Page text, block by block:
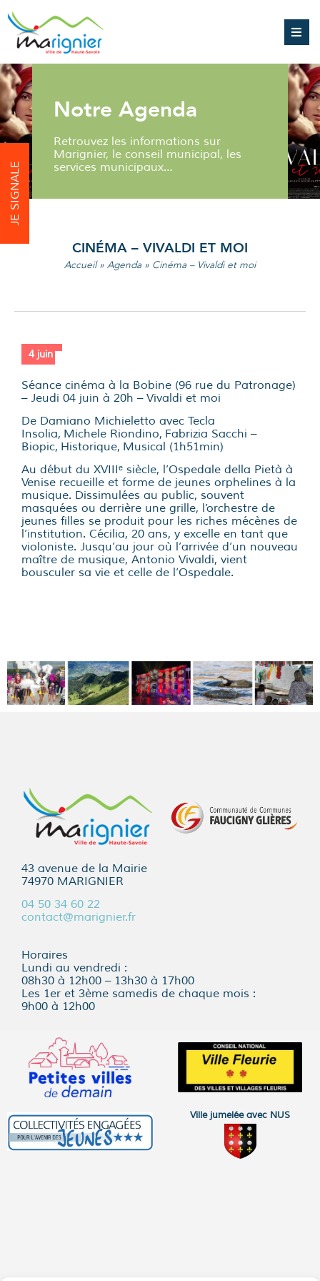
JE SIGNALE
Notre Agenda
Retrouvez les informations sur
Marignier, le conseil municipal, les
services municipaux…
CINÉMA – VIVALDI ET MOI
Accueil» Agenda » Cinéma – Vivaldi et moi
4 juin
Séance cinéma à la Bobine (96 rue du Patronage)
– Jeudi 04 juin à 20h – Vivaldi et moi
De Damiano Michieletto avec Tecla
Insolia, Michele Riondino, Fabrizia Sacchi –
Biopic, Historique, Musical (1h51min)
Au début du XVIIIᵉ siècle, l’Ospedale della Pietà à
Venise recueille et forme de jeunes orphelines à la
musique. Dissimulées au public, souvent
masquées ou derrière une grille, l’orchestre de
jeunes filles se produit pour les riches mécènes de
l’institution. Cécilia, 20 ans, y excelle en tant que
violoniste. Jusqu’au jour où l’arrivée d’un nouveau
maître de musique, Antonio Vivaldi, vient
bousculer sa vie et celle de l’Ospedale.
43 avenue de la Mairie
74970 MARIGNIER
04 50 34 60 22
contact@marignier.fr
Horaires
Lundi au vendredi :
08h30 à 12h00 – 13h30 à 17h00
Les 1er et 3ème samedis de chaque mois :
9h00 à 12h00
Ville jumelée avec NUS